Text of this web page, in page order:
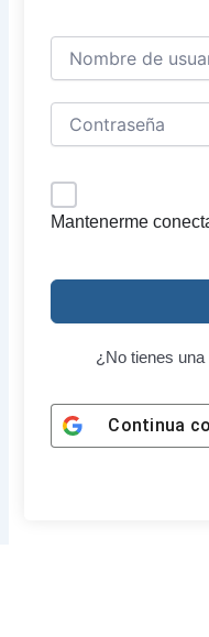
Mantenerme
¿No tienes una
Continua